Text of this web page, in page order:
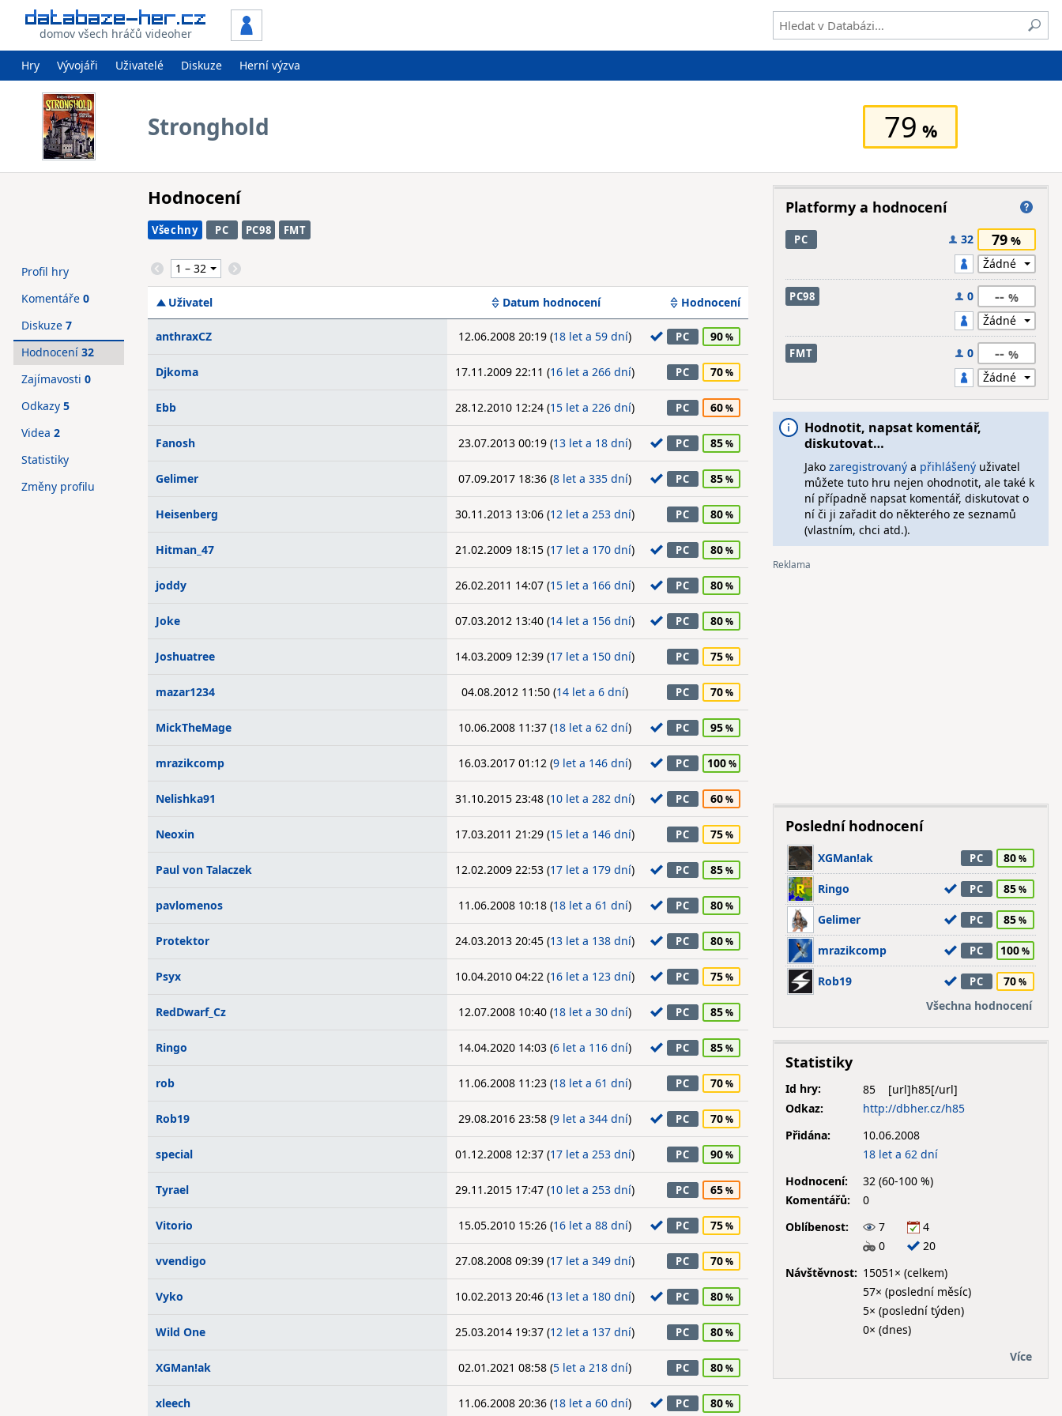
domov všech hráčů videoher
Hry Vývojáři Uživatelé Diskuze Herní výzva
Stronghold 79
Hodnocení
Všechny PC PC98 FMT
Uživatel Datum hodnocení Hodnocení
anthraxCZ 12.06.2008 20:19 (18 let a 59 dní) PC 90
Djkoma 17.11.2009 22:11 (16 let a 266 dní) PC 70
Ebb 28.12.2010 12:24 (15 let a 226 dní) PC 60
Fanosh 23.07.2013 00:19 (13 let a 18 dní) PC 85
Gelimer 07.09.2017 18:36 (8 let a 335 dní) PC 85
Heisenberg 30.11.2013 13:06 (12 let a 253 dní) PC 80
Hitman_47 21.02.2009 18:15 (17 let a 170 dní) PC 80
joddy 26.02.2011 14:07 (15 let a 166 dní) PC 80
Joke 07.03.2012 13:40 (14 let a 156 dní) PC 80
Joshuatree 14.03.2009 12:39 (17 let a 150 dní) PC 75
mazar1234 04.08.2012 11:50 (14 let a 6 dní) PC 70
MickTheMage 10.06.2008 11:37 (18 let a 62 dní) PC 95
mrazikcomp 16.03.2017 01:12 (9 let a 146 dní) PC 100
Nelishka91 31.10.2015 23:48 (10 let a 282 dní) PC 60
Neoxin 17.03.2011 21:29 (15 let a 146 dní) PC 75
Paul von Talaczek 12.02.2009 22:53 (17 let a 179 dní) PC 85
pavlomenos 11.06.2008 10:18 (18 let a 61 dní) PC 80
Protektor 24.03.2013 20:45 (13 let a 138 dní) PC 80
Psyx 10.04.2010 04:22 (16 let a 123 dní) PC 75
RedDwarf_Cz 12.07.2008 10:40 (18 let a 30 dní) PC 85
Ringo 14.04.2020 14:03 (6 let a 116 dní) PC 85
rob 11.06.2008 11:23 (18 let a 61 dní) PC 70
Rob19 29.08.2016 23:58 (9 let a 344 dní) PC 70
special 01.12.2008 12:37 (17 let a 253 dní) PC 90
Tyrael 29.11.2015 17:47 (10 let a 253 dní) PC 65
Vitorio 15.05.2010 15:26 (16 let a 88 dní) PC 75
vvendigo 27.08.2008 09:39 (17 let a 349 dní) PC 70
Vyko 10.02.2013 20:46 (13 let a 180 dní) PC 80
Wild One 25.03.2014 19:37 (12 let a 137 dní) PC 80
XGMan!ak 02.01.2021 08:58 (5 let a 218 dní) PC 80
xleech 11.06.2008 20:36 (18 let a 60 dní) PC 80
Profil hry
Komentáře 0
Diskuze 7
Hodnocení 32
Zajímavosti 0
Odkazy 5
Videa 2
Statistiky
Změny profilu
Platformy a hodnocení
PC 32 79
PC98 0 --
FMT 0 --
Hodnotit, napsat komentář,
diskutovat…
Jako zaregistrovanýa přihlášenýuživatel
můžete tuto hru nejen ohodnotit, ale také k
ní případně napsat komentář, diskutovat o
ní či ji zařadit do některého ze seznamů
(vlastním, chci atd.).
Poslední hodnocení
XGMan!ak PC 80
Ringo PC 85
Gelimer PC 85
mrazikcomp PC 100
Rob19 PC
70
Všechna hodnocení
Statistiky
Id hry:
85
Odkaz:
http://dbher.cz/h85
Přidána:
10.06.2008
18 let a 62 dní
Hodnocení:
32 (60-100 %)
Komentářů:
0
Oblíbenost:
7
4
0
20
Návštěvnost: 15051× (celkem)
57× (poslední měsíc)
5× (poslední týden)
0× (dnes)
Více